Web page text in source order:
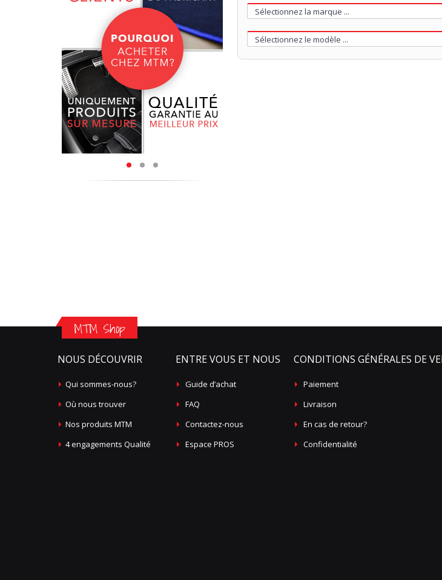
MTM Shop
NOUS DÉCOUVRIR
Qui sommes-nous?
Où nous trouver
Nos produits MTM
4 engagements Qualité
ENTRE VOUS ET NOUS
Guide d’achat
FAQ
Contactez-nous
Espace PROS
CONDITIONS GÉNÉRALES DE
Paiement
Livraison
En cas de retour?
Confidentialité